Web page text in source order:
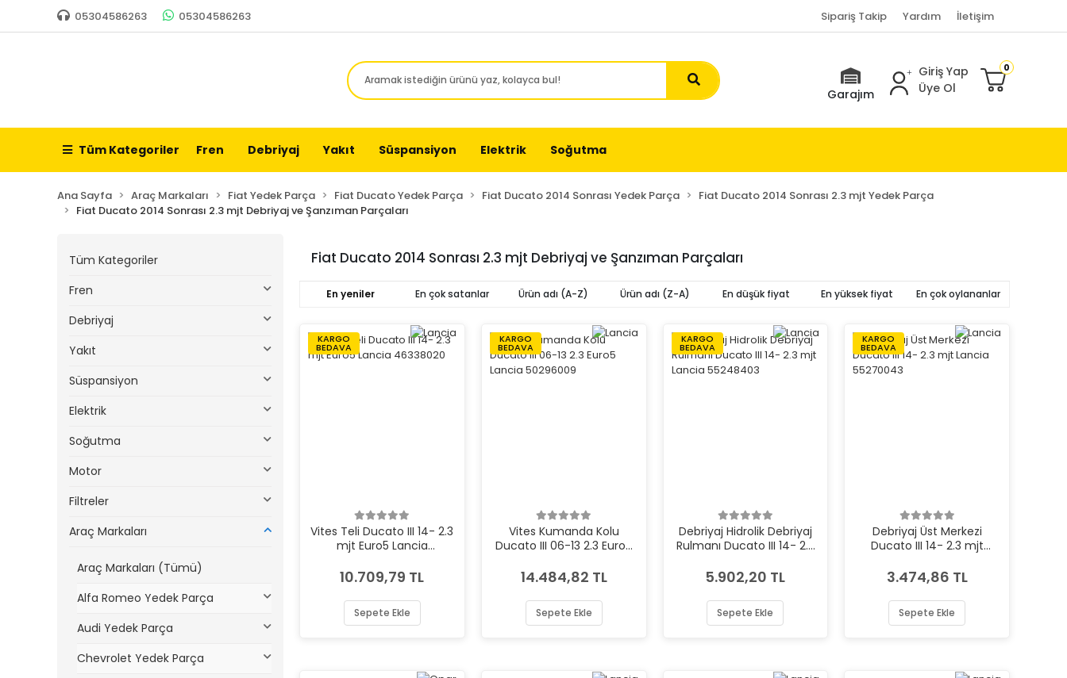
05304586263 05304586263 Sipariş Takip Yardım İletişim
Garajım
Giriş Yap
Üye Ol
0
Tüm Kategoriler Fren Debriyaj Yakıt Süspansiyon Elektrik Soğutma
Ana Sayfa Araç Markaları Fiat Yedek Parça Fiat Ducato Yedek Parça Fiat Ducato 2014 Sonrası Yedek Parça
Fiat Ducato 2014 Sonrası 2.3 mjt Yedek Parça
Fiat Ducato 2014 Sonrası 2.3 mjt Debriyaj ve Şanzıman Parçaları
Tüm Kategoriler
Fren
Debriyaj
Yakıt
Süspansiyon
Elektrik
Soğutma
Motor
Filtreler
Araç Markaları
Araç Markaları (Tümü)
Alfa Romeo Yedek Parça
Audi Yedek Parça
Chevrolet Yedek Parça
Fiat Ducato 2014 Sonrası 2.3 mjt Debriyaj ve Şanzıman Parçaları
En yeniler En çok satanlar Ürün adı (A-Z) Ürün adı (Z-A) En düşük fiyat En yüksek fiyat En çok oylananlar
KARGO
BEDAVA
Vites Teli Ducato III 14- 2.3
mjt Euro5 Lancia
10.709,79 TL
Sepete Ekle
KARGO
BEDAVA
Vites Kumanda Kolu
Ducato III 06-13 2.3 Euro5
14.484,82 TL
Sepete Ekle
KARGO
BEDAVA
Debriyaj Hidrolik Debriyaj
Rulmanı Ducato III 14- 2.3
5.902,20 TL
Sepete Ekle
KARGO
BEDAVA
Debriyaj Üst Merkezi
Ducato III 14- 2.3 mjt
3.474,86 TL
Sepete Ekle